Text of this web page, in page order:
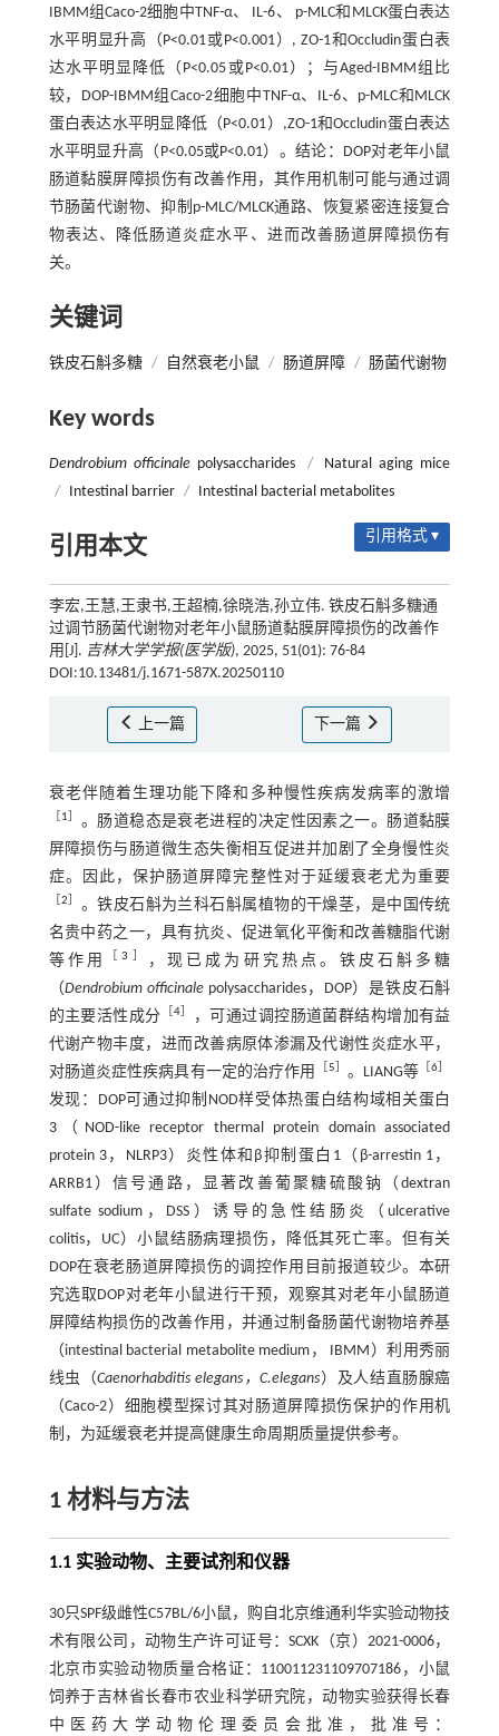
IBMM组Caco-2细胞中TNF-α、 IL-6、 p-MLC和MLCK蛋白表达
水平明显升高（P<0.01或P<0.001）, ZO-1和Occludin蛋白表
达水平明显降低（P<0.05或P<0.01）；与Aged-IBMM组比
较，DOP-IBMM组Caco-2细胞中TNF-α、IL-6、p-MLC和MLCK
蛋白表达水平明显降低（P<0.01）,ZO-1和Occludin蛋白表达
水平明显升高（P<0.05或P<0.01）。结论：DOP对老年小鼠
肠道黏膜屏障损伤有改善作用，其作用机制可能与通过调
节肠菌代谢物、抑制p-MLC/MLCK通路、恢复紧密连接复合
物表达、降低肠道炎症水平、进而改善肠道屏障损伤有
关。
关键词
铁皮石斛多糖 / 自然衰老小鼠 / 肠道屏障 / 肠菌代谢物
Key words
Dendrobium officinalepolysaccharides /
Natural aging mice
/
Intestinal barrier / Intestinal bacterial metabolites
引用本文 引用格式 ▾
李宏,王慧,王隶书,王超楠,徐晓浩,孙立伟. 铁皮石斛多糖通
过调节肠菌代谢物对老年小鼠肠道黏膜屏障损伤的改善作
用[J]. 吉林大学学报(医学版), 2025, 51(01): 76-84
DOI:10.13481/j.1671-587X.20250110
上一篇 下一篇
衰老伴随着生理功能下降和多种慢性疾病发病率的激增
1
。肠道稳态是衰老进程的决定性因素之一。肠道黏膜
屏障损伤与肠道微生态失衡相互促进并加剧了全身慢性炎
症。因此，保护肠道屏障完整性对于延缓衰老尤为重要
［2
。铁皮石斛为兰科石斛属植物的干燥茎，是中国传统
名贵中药之一，具有抗炎、促进氧化平衡和改善糖脂代谢
等作用
［3
，现已成为研究热点。铁皮石斛多糖
（Dendrobium officinale polysaccharides，DOP）是铁皮石斛
的主要活性成分 ［4
，可通过调控肠道菌群结构增加有益
代谢产物丰度，进而改善病原体渗漏及代谢性炎症水平，
对肠道炎症性疾病具有一定的治疗作用
5 。LIANG等 ［6
发现：DOP可通过抑制NOD样受体热蛋白结构域相关蛋白
3（NOD-like receptor thermal protein domain associated
protein 3，NLRP3）炎性体和β抑制蛋白1（β-arrestin 1，
ARRB1）信号通路，显著改善葡聚糖硫酸钠（dextran
sulfate sodium，DSS）诱导的急性结肠炎（ulcerative
colitis，UC）小鼠结肠病理损伤，降低其死亡率。但有关
DOP在衰老肠道屏障损伤的调控作用目前报道较少。本研
究选取DOP对老年小鼠进行干预，观察其对老年小鼠肠道
屏障结构损伤的改善作用，并通过制备肠菌代谢物培养基
（intestinal bacterial metabolite medium， IBMM）利用秀丽
线虫（Caenorhabditis elegans，C.elegans）及人结直肠腺癌
（Caco-2）细胞模型探讨其对肠道屏障损伤保护的作用机
制，为延缓衰老并提高健康生命周期质量提供参考。
1 材料与方法
1.1 实验动物、主要试剂和仪器
30只SPF级雌性C57BL/6小鼠，购自北京维通利华实验动物技
术有限公司，动物生产许可证号：SCXK（京）2021-0006，
北京市实验动物质量合格证：110011231109707186，小鼠
饲养于吉林省长春市农业科学研究院，动物实验获得长春
中医药大学动物伦理委员会批准，批准号：